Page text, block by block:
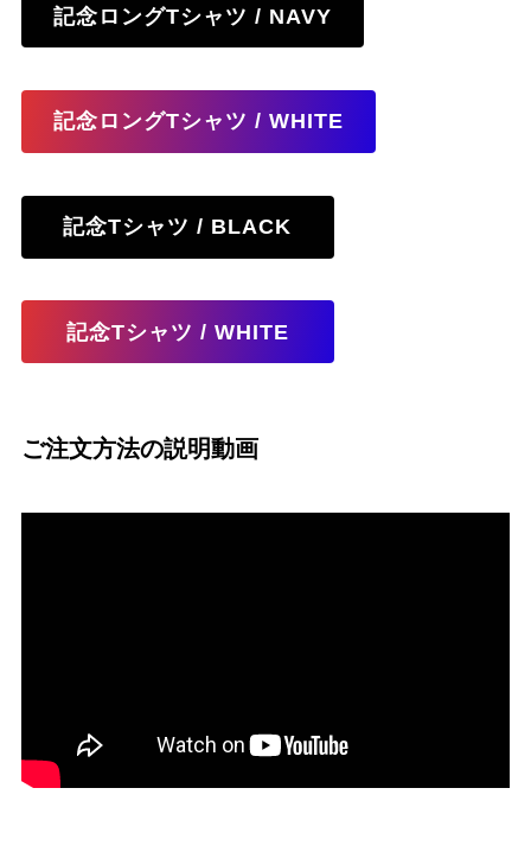
記念ロングTシャツ / NAVY
記念ロングTシャツ / WHITE
記念Tシャツ / BLACK
記念Tシャツ / WHITE
ご注文方法の説明動画